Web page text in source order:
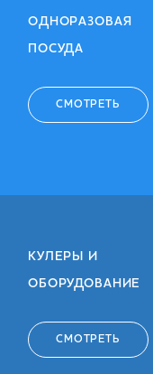
ОДНОРАЗОВАЯ
ПОСУДА
СМОТРЕТЬ
КУЛЕРЫ И
ОБОРУДОВАНИЕ
СМОТРЕТЬ